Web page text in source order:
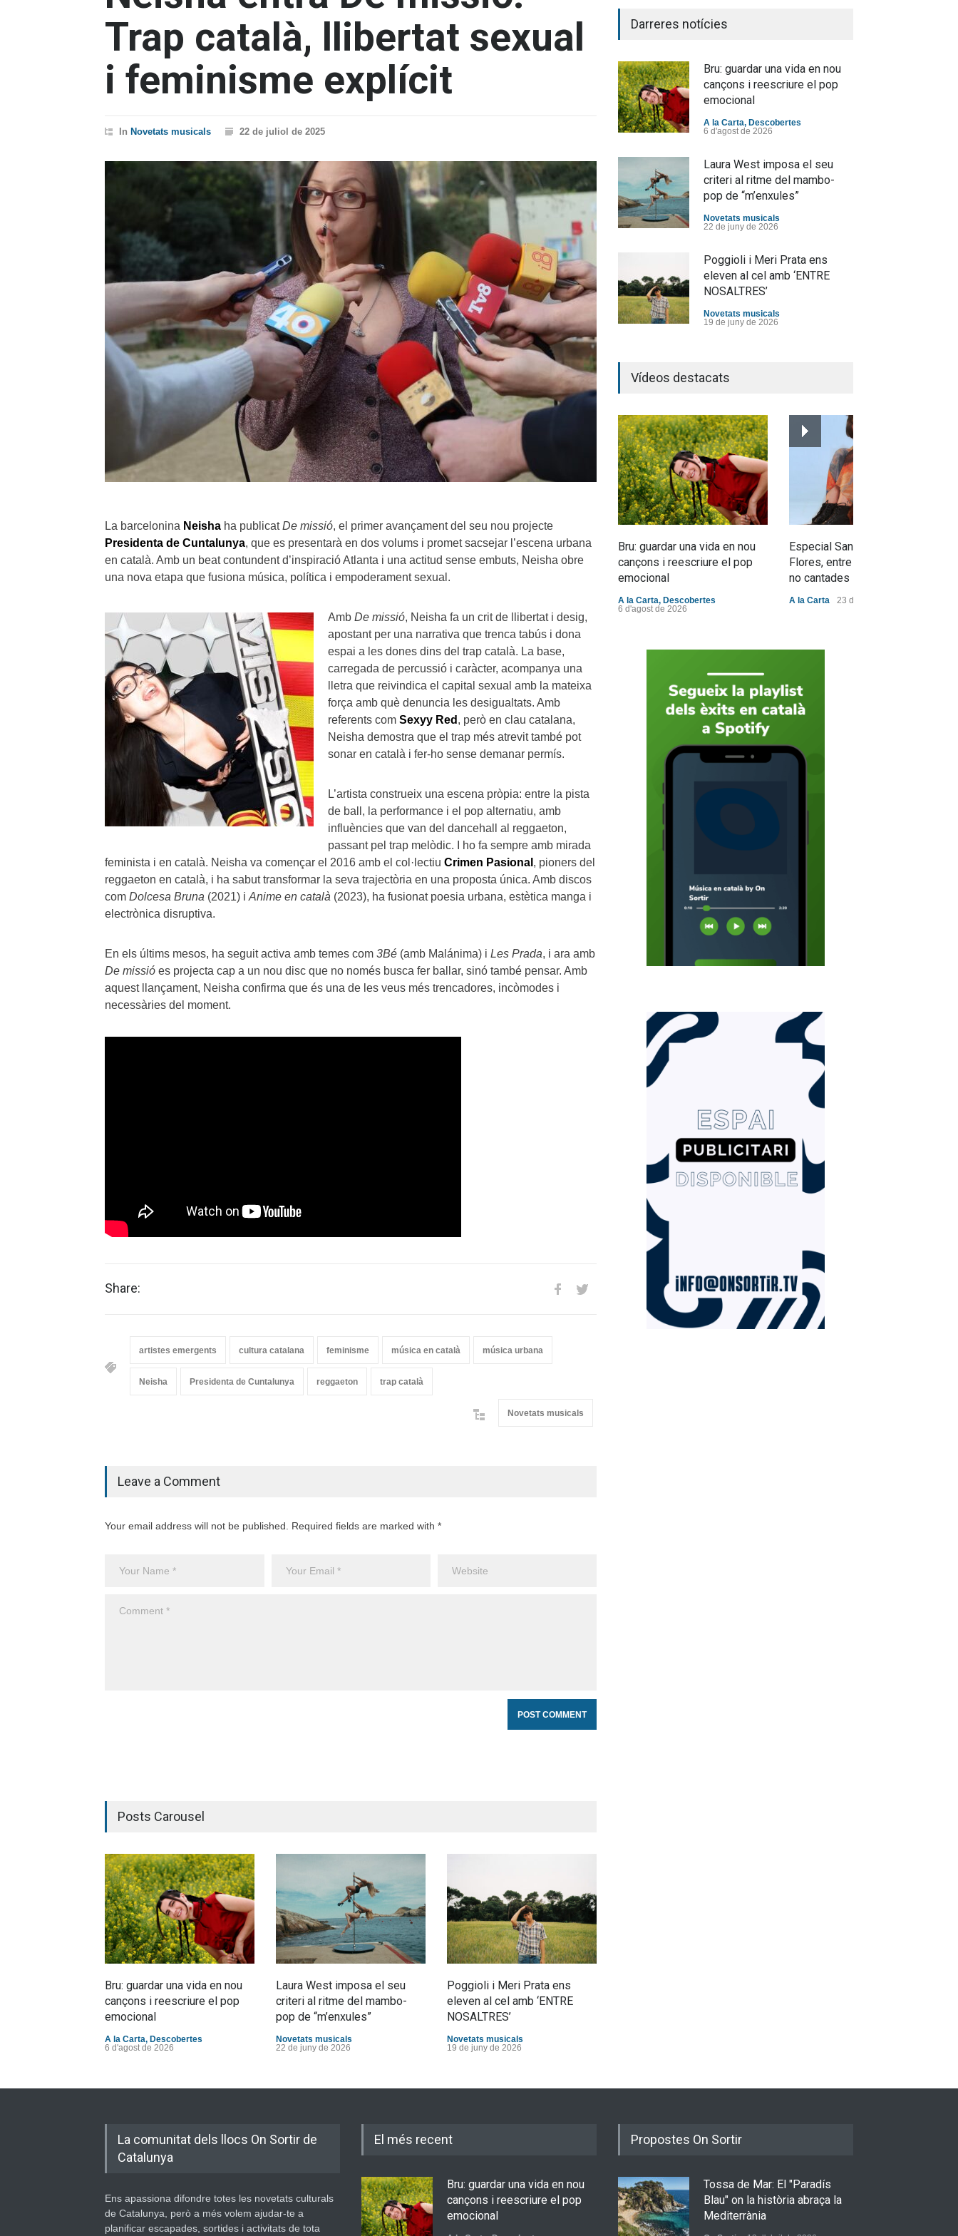
Trap català, llibertat sexual
i feminisme explícit
In Novetats musicals 22 de juliol de 2025
La barcelonina Neisha ha publicatDe missió, el primer avançament del seu nou projecte
Presidenta de Cuntalunya, que es presentarà en dos volums i promet sacsejar l’escena urbana
en català. Amb un beat contundent d’inspiració Atlanta i una actitud sense embuts, Neisha obre
una nova etapa que fusiona música, política i empoderament sexual.
Amb De missió, Neisha fa un crit de llibertat i desig,
apostant per una narrativa que trenca tabús i dona
espai a les dones dins del trap català. La base,
carregada de percussió i caràcter, acompanya una
lletra que reivindica el capital sexual amb la mateixa
força amb què denuncia les desigualtats. Amb
referents com Sexyy Red , però en clau catalana,
Neisha demostra que el trap més atrevit també pot
sonar en català i fer-ho sense demanar permís.
L’artista construeix una escena pròpia: entre la pista
de ball, la performance i el pop alternatiu, amb
influències que van del dancehall al reggaeton,
passant pel trap melòdic. I ho fa sempre amb mirada
feminista i en català. Neisha va començar el 2016 amb el col·lectiu Crimen Pasional , pioners del
reggaeton en català, i ha sabut transformar la seva trajectòria en una proposta única. Amb discos
com Dolcesa Bruna (2021) i Anime en català (2023), ha fusionat poesia urbana, estètica manga i
electrònica disruptiva.
En els últims mesos, ha seguit activa amb temes com 3Bé (amb Malánima) i Les Prada, i ara amb
De missió es projecta cap a un nou disc que no només busca fer ballar, sinó també pensar. Amb
aquest llançament, Neisha confirma que és una de les veus més trencadores, incòmodes i
necessàries del moment.
Share:
artistes emergents cultura catalana feminisme música en català música urbana
Neisha Presidenta de Cuntalunya reggaeton trap català
Novetats musicals
Leave a Comment
Your email address will not be published. Required fields are marked with *
Posts Carousel
Bru: guardar una vida en nou
cançons i reescriure el pop
emocional
A la Carta, Descobertes
6 d'agost de 2026
Laura West imposa el seu
criteri al ritme del mambo-
pop de “m’enxules”
Novetats musicals
22 de juny de 2026
Poggioli i Meri Prata ens
eleven al cel amb ‘ENTRE
NOSALTRES’
Novetats musicals
19 de juny de 2026
Darreres notícies
Bru: guardar una vida en nou
cançons i reescriure el pop
emocional
A la Carta, Descobertes
6 d'agost de 2026
Laura West imposa el seu
criteri al ritme del mambo-
pop de “m’enxules”
Novetats musicals
22 de juny de 2026
Poggioli i Meri Prata ens
eleven al cel amb ‘ENTRE
NOSALTRES’
Novetats musicals
19 de juny de 2026
transformen els ‘Cants
d’Estisorar’ en pop actual
10 de juny de 2026
Bèrnia i El Diluvi s’avancen a
la calor amb l’himne definitiu,
“L’ESTIU”
Novetats musicals
5 de juny de 2026
Vídeos destacats
Bru: guardar una vida en nou
cançons i reescriure el pop
emocional
A la Carta, Descobertes
6 d'agost de 2026
Especial Sant Jordi: Mabel
Flores, entre dracs i veritats
no cantades
A la Carta 23 d'abril de 2026
La comunitat dels llocs On Sortir de
Catalunya
Ens apassiona difondre totes les novetats culturals
de Catalunya, però a més volem ajudar-te a
planificar escapades, sortides i activitats de tota
El més recent
Bru: guardar una vida en nou
cançons i reescriure el pop
emocional
Propostes On Sortir
Tossa de Mar: El "Paradís
Blau" on la història abraça la
Mediterrània